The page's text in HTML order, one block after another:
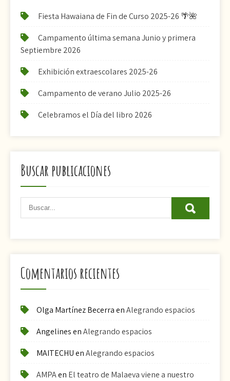
Fiesta Hawaiana de Fin de Curso 2025-26 🌴🌺
Campamento última semana Junio y primera
Septiembre 2026
Exhibición extraescolares 2025-26
Campamento de verano Julio 2025-26
Celebramos el Día del libro 2026
Buscar publicaciones
Comentarios recientes
Olga Martínez BecerraenAlegrando espacios
AngelinesenAlegrando espacios
MAITECHUenAlegrando espacios
AMPAen El teatro de Malaeva viene a nuestro